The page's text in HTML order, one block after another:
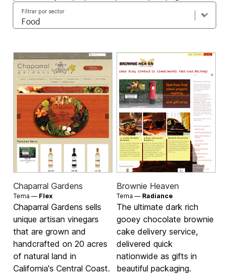
Filtrar por sector
Chaparral Gardens
Tema — Flex
Chaparral Gardens sells
unique artisan vinegars
that are grown and
handcrafted on 20 acres
of natural land in
California's Central Coast.
Brownie Heaven
Tema — Radiance
The ultimate dark rich
gooey chocolate brownie
cake delivery service,
delivered quick
nationwide as gifts in
beautiful packaging.